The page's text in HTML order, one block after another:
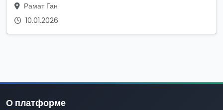
Рамат Ган
10.01.2026
О платформе